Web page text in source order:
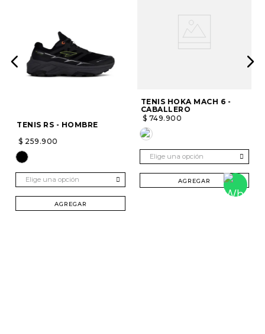
TENIS RS - HOMBRE
$ 259.900
Elige una opción
AGREGAR
TENIS HOKA MACH 6 -
CABALLERO
$ 749.900
Elige una opción
AGREGAR